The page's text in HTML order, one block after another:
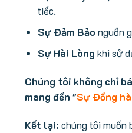
tiếc.
Sự Đảm Bảo nguồn
Sự Hài Lòng khi sử
Chúng tôi không chỉ
mang đến "Sự Đồng
Kết lại: chúng tôi muốn